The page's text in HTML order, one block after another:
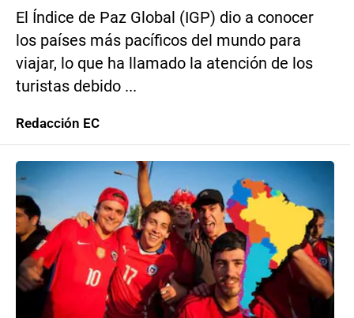
El Índice de Paz Global (IGP) dio a conocer
los países más pacíficos del mundo para
viajar, lo que ha llamado la atención de los
turistas debido ...
Redacción EC